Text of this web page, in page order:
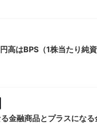
高はBPS（1株当たり純
金融商品とプラスにな